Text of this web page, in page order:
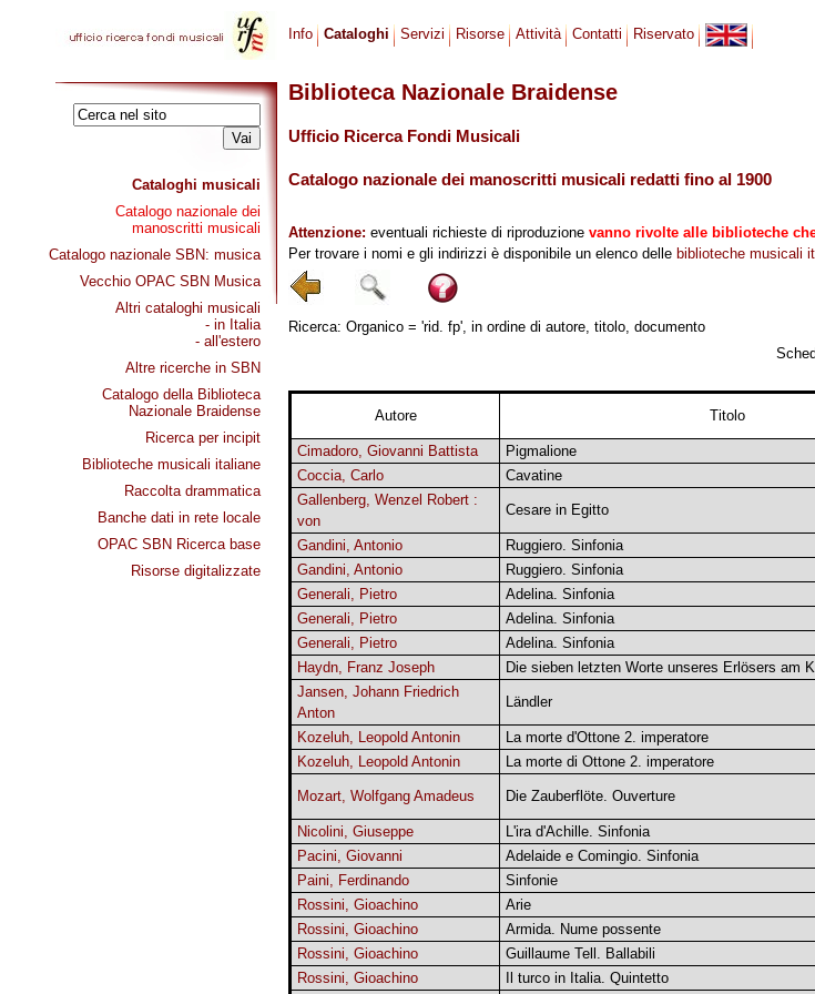
Cataloghi musicali
Catalogo nazionale dei
manoscritti musicali
Catalogo nazionale SBN: musica
Vecchio OPAC SBN Musica
Altri cataloghi musicali
- in Italia
- all'estero
Altre ricerche in SBN
Catalogo della Biblioteca
Nazionale Braidense
Ricerca per incipit
Biblioteche musicali italiane
Raccolta drammatica
Banche dati in rete locale
OPAC SBN Ricerca base
Risorse digitalizzate
Info Cataloghi Servizi Risorse Attività Contatti Riservato
Biblioteca Nazionale Braidense
Ufficio Ricerca Fondi Musicali
Catalogo nazionale dei manoscritti musicali redatti fino al 1900
Attenzione: eventuali richieste di riproduzione vanno rivolte alle biblioteche
Per trovare i nomi e gli indirizzi è disponibile un elenco delle biblioteche musicali
Ricerca: Organico = 'rid. fp', in ordine di autore, titolo, documento
Autore Titolo
Cimadoro, Giovanni Battista Pigmalione
Coccia, Carlo
Cavatine
Gallenberg, Wenzel Robert :
von
Cesare in Egitto
Gandini, Antonio
Ruggiero. Sinfonia
Gandini, Antonio
Ruggiero. Sinfonia
Generali, Pietro
Adelina. Sinfonia
Generali, Pietro
Adelina. Sinfonia
Generali, Pietro
Adelina. Sinfonia
Haydn, Franz Joseph
Die sieben letzten Worte unseres Erlösers am
Jansen, Johann Friedrich
Anton
Ländler
Kozeluh, Leopold Antonin La morte d'Ottone 2. imperatore
Kozeluh, Leopold Antonin
La morte di Ottone 2. imperatore
Mozart, Wolfgang Amadeus Die Zauberflöte. Ouverture
Nicolini, Giuseppe
L'ira d'Achille. Sinfonia
Pacini, Giovanni
Adelaide e Comingio. Sinfonia
Paini, Ferdinando
Sinfonie
Rossini, Gioachino
Arie
Rossini, Gioachino
Armida. Nume possente
Rossini, Gioachino
Guillaume Tell. Ballabili
Rossini, Gioachino
Il turco in Italia. Quintetto